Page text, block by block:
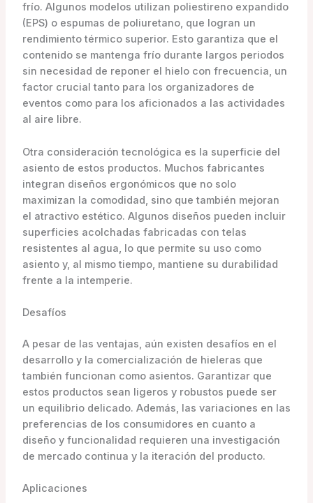
frío. Algunos modelos utilizan poliestireno expandido
(EPS) o espumas de poliuretano, que logran un
rendimiento térmico superior. Esto garantiza que el
contenido se mantenga frío durante largos periodos
sin necesidad de reponer el hielo con frecuencia, un
factor crucial tanto para los organizadores de
eventos como para los aficionados a las actividades
al aire libre.
Otra consideración tecnológica es la superficie del
asiento de estos productos. Muchos fabricantes
integran diseños ergonómicos que no solo
maximizan la comodidad, sino que también mejoran
el atractivo estético. Algunos diseños pueden incluir
superficies acolchadas fabricadas con telas
resistentes al agua, lo que permite su uso como
asiento y, al mismo tiempo, mantiene su durabilidad
frente a la intemperie.
Desafíos
A pesar de las ventajas, aún existen desafíos en el
desarrollo y la comercialización de hieleras que
también funcionan como asientos. Garantizar que
estos productos sean ligeros y robustos puede ser
un equilibrio delicado. Además, las variaciones en las
preferencias de los consumidores en cuanto a
diseño y funcionalidad requieren una investigación
de mercado continua y la iteración del producto.
Aplicaciones